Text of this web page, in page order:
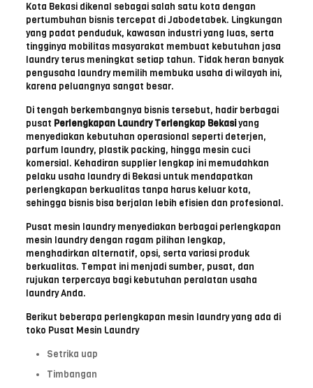
Kota Bekasi dikenal sebagai salah satu kota dengan
pertumbuhan bisnis tercepat di Jabodetabek. Lingkungan
yang padat penduduk, kawasan industri yang luas, serta
tingginya mobilitas masyarakat membuat kebutuhan jasa
laundry terus meningkat setiap tahun. Tidak heran banyak
pengusaha laundry memilih membuka usaha di wilayah ini,
karena peluangnya sangat besar.
Di tengah berkembangnya bisnis tersebut, hadir berbagai
pusat Perlengkapan Laundry Terlengkap Bekasiyang
menyediakan kebutuhan operasional seperti deterjen,
parfum laundry, plastik packing, hingga mesin cuci
komersial. Kehadiran supplier lengkap ini memudahkan
pelaku usaha laundry di Bekasi untuk mendapatkan
perlengkapan berkualitas tanpa harus keluar kota,
sehingga bisnis bisa berjalan lebih efisien dan profesional.
Pusat mesin laundry menyediakan berbagai perlengkapan
mesin laundry dengan ragam pilihan lengkap,
menghadirkan alternatif, opsi, serta variasi produk
berkualitas. Tempat ini menjadi sumber, pusat, dan
rujukan terpercaya bagi kebutuhan peralatan usaha
laundry Anda.
Berikut beberapa perlengkapan mesin laundry yang ada di
toko Pusat Mesin Laundry
Setrika uap
Timbangan